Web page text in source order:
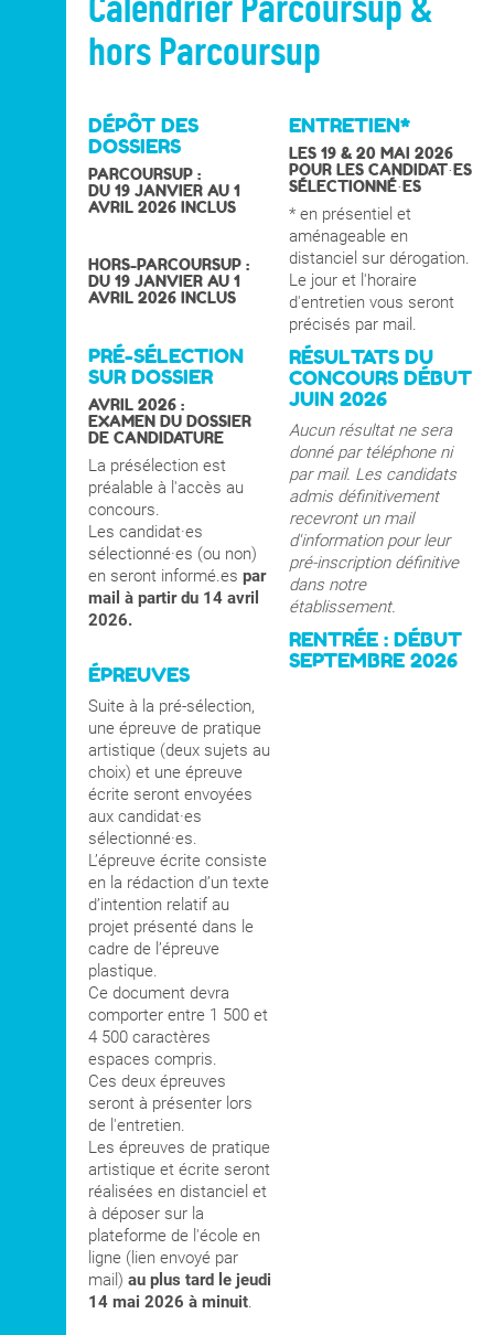
Calendrier Parcoursup &
hors Parcoursup
DÉPÔT DES
DOSSIERS
PARCOURSUP :
DU 19 JANVIER AU 1
AVRIL 2026 INCLUS
HORS-PARCOURSUP :
DU 19 JANVIER AU 1
AVRIL 2026 INCLUS
PRÉ-SÉLECTION
SUR DOSSIER
AVRIL 2026 :
EXAMEN DU DOSSIER
DE CANDIDATURE
La présélection est
préalable à l'accès au
concours.
Les candidat·es
sélectionné·es (ou non)
en seront informé.es par
mail à partir du 14 avril
2026.
ÉPREUVES
Suite à la pré-sélection,
une épreuve de pratique
artistique (deux sujets au
choix) et une épreuve
écrite seront envoyées
aux candidat·es
sélectionné·es.
L’épreuve écrite consiste
en la rédaction d’un texte
d’intention relatif au
projet présenté dans le
cadre de l’épreuve
plastique.
Ce document devra
comporter entre 1 500 et
4 500 caractères
espaces compris.
Ces deux épreuves
seront à présenter lors
de l'entretien.
Les épreuves de pratique
artistique et écrite seront
réalisées en distanciel et
à déposer sur la
plateforme de l'école en
ligne (lien envoyé par
mail) au plus tard le jeudi
14 mai 2026 à minuit.
ENTRETIEN*
LES 19 & 20 MAI 2026
POUR LES CANDIDAT·ES
SÉLECTIONNÉ·ES
* en présentiel et
aménageable en
distanciel sur dérogation.
Le jour et l'horaire
d'entretien vous seront
précisés par mail.
RÉSULTATS DU
CONCOURS DÉBUT
JUIN 2026
Aucun résultat ne sera
donné par téléphone ni
par mail. Les candidats
admis définitivement
recevront un mail
d'information pour leur
pré-inscription définitive
dans notre
établissement.
RENTRÉE : DÉBUT
SEPTEMBRE 2026